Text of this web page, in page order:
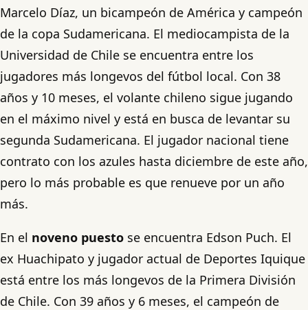
Marcelo Díaz, un bicampeón de América y campeón
de la copa Sudamericana. El mediocampista de la
Universidad de Chile se encuentra entre los
jugadores más longevos del fútbol local. Con 38
años y 10 meses, el volante chileno sigue jugando
en el máximo nivel y está en busca de levantar su
segunda Sudamericana. El jugador nacional tiene
contrato con los azules hasta diciembre de este año,
pero lo más probable es que renueve por un año
más.
En el noveno puesto se encuentra Edson Puch. El
ex Huachipato y jugador actual de Deportes Iquique
está entre los más longevos de la Primera División
de Chile. Con 39 años y 6 meses, el campeón de